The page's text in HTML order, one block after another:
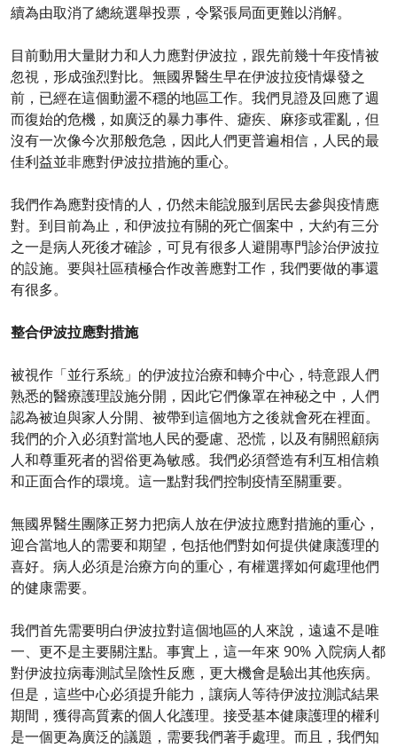
續為由取消了總統選舉投票，令緊張局面更難以消解。
目前動用大量財力和人力應對伊波拉，跟先前幾十年疫情被
忽視，形成強烈對比。無國界醫生早在伊波拉疫情爆發之
前，已經在這個動盪不穩的地區工作。我們見證及回應了週
而復始的危機，如廣泛的暴力事件、瘧疾、麻疹或霍亂，但
沒有一次像今次那般危急，因此人們更普遍相信，人民的最
佳利益並非應對伊波拉措施的重心。
我們作為應對疫情的人，仍然未能說服到居民去參與疫情應
對。到目前為止，和伊波拉有關的死亡個案中，大約有三分
之一是病人死後才確診，可見有很多人避開專門診治伊波拉
的設施。要與社區積極合作改善應對工作，我們要做的事還
有很多。
整合伊波拉應對措施
被視作「並行系統」的伊波拉治療和轉介中心，特意跟人們
熟悉的醫療護理設施分開，因此它們像罩在神秘之中，人們
認為被迫與家人分開、被帶到這個地方之後就會死在裡面。
我們的介入必須對當地人民的憂慮、恐慌，以及有關照顧病
人和尊重死者的習俗更為敏感。我們必須營造有利互相信賴
和正面合作的環境。這一點對我們控制疫情至關重要。
無國界醫生團隊正努力把病人放在伊波拉應對措施的重心，
迎合當地人的需要和期望，包括他們對如何提供健康護理的
喜好。病人必須是治療方向的重心，有權選擇如何處理他們
的健康需要。
我們首先需要明白伊波拉對這個地區的人來說，遠遠不是唯
一、更不是主要關注點。事實上，這一年來 90% 入院病人都
對伊波拉病毒測試呈陰性反應，更大機會是驗出其他疾病。
但是，這些中心必須提升能力，讓病人等待伊波拉測試結果
期間，獲得高質素的個人化護理。接受基本健康護理的權利
是一個更為廣泛的議題，需要我們著手處理。而且，我們知